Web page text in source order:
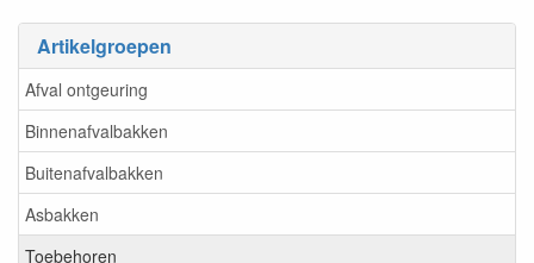
Artikelgroepen
Afval ontgeuring
Binnenafvalbakken
Buitenafvalbakken
Asbakken
Toebehoren